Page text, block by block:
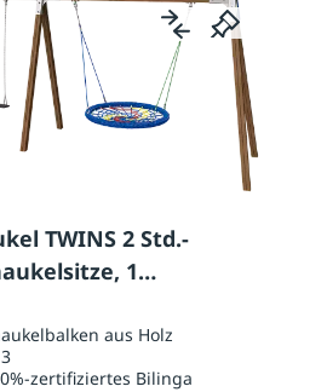
TWINS 2 Std.-
1
aus Holz
3
zertifiziertes Bilinga